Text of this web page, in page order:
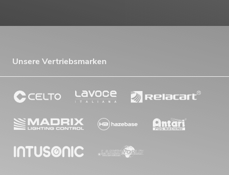
Unsere Vertriebsmarken